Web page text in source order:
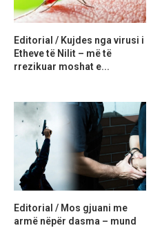
Editorial / Kujdes nga virusi i
Etheve të Nilit – më të
rrezikuar moshat e...
Editorial / Mos gjuani me
armë nëpër dasma – mund